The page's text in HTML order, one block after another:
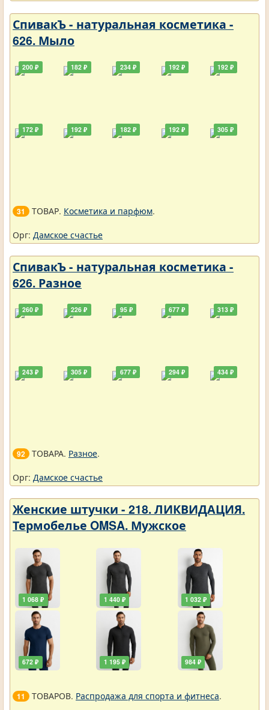
СпивакЪ - натуральная косметика -
626. Мыло
200 ₽
172 ₽
182 ₽
192 ₽
234 ₽
182 ₽
192 ₽
192 ₽
192 ₽
305 ₽
31 ТОВАР. Косметика и парфюм.
Орг: Дамское счастье
СпивакЪ - натуральная косметика -
626. Разное
260 ₽
243 ₽
226 ₽
305 ₽
95 ₽
677 ₽
677 ₽
294 ₽
313 ₽
434 ₽
92 ТОВАРА. Разное.
Орг: Дамское счастье
Женские штучки - 218. ЛИКВИДАЦИЯ.
Термобелье OMSA. Мужское
1 068 ₽
672 ₽
1 440 ₽
1 195 ₽
1 032 ₽
984 ₽
11 ТОВАРОВ. Распродажа для спорта и фитнеса.